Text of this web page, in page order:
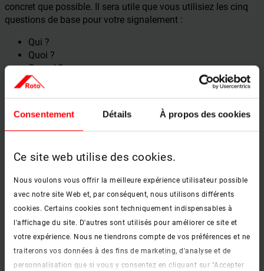
Consentement Détails À propos des cookies
Ce site web utilise des cookies.
Nous voulons vous offrir la meilleure expérience utilisateur possible
avec notre site Web et, par conséquent, nous utilisons différents
cookies. Certains cookies sont techniquement indispensables à
l'affichage du site. D'autres sont utilisés pour améliorer ce site et
votre expérience. Nous ne tiendrons compte de vos préférences et ne
traiterons vos données à des fins de marketing, d'analyse et de
personnalisation que si vous y consentez en cliquant sur "Accepter
concret que possible. Il sera utile que vous utilisiez les cinq
questions de base pour votre signalement :
Qui ?
Quoi ?
Quand ?
Comment ?
descriptions puissent également être comprises par des
personnes étrangères au domaine. Pour y parvenir, il sera
utile que vous restiez disponible pour toute question
supplémentaire.
Directive relative aux lanceurs d’alertes Roto
Pour de plus amples informations sur la gestion des